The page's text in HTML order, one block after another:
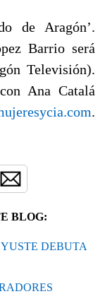
de Aragón’.
Barrio será
Televisión).
Ana Catalá
.
BLOG:
DEBUTA